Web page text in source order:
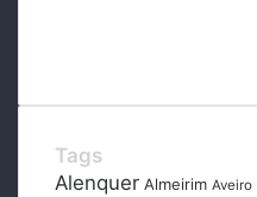
Tags
Alenquer Almeirim Aveiro